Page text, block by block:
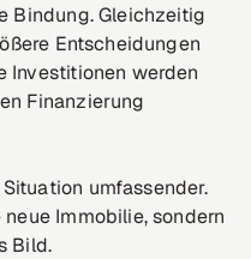
Bindung. Gleichzeitig
Entscheidungen
Investitionen werden
Finanzierung
umfassender.
Immobilie, sondern
Bild.